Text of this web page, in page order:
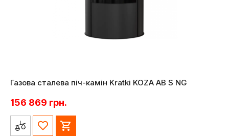
Газова сталева піч-камін Kratki KOZA AB S NG
156 869 грн.